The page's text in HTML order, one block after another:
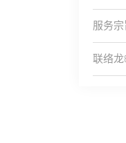
服务宗
联络龙